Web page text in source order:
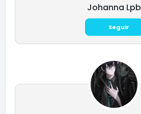
Johanna Lpb
Seguir